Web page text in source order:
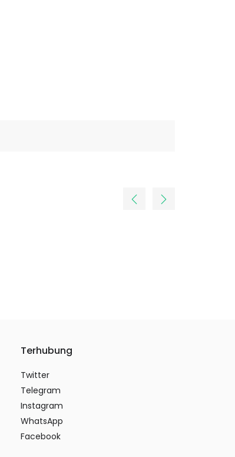
Terhubung
Twitter
Telegram
Instagram
WhatsApp
Facebook